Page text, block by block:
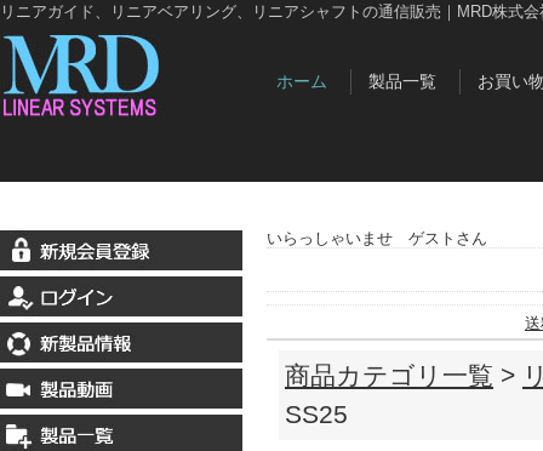
リニアガイド、リニアベアリング、リニアシャフトの通信販売｜MRD株式会
ホーム 製品一覧 お買い
いらっしゃいませ ゲストさん
商品カテゴリ一覧 >
SS25